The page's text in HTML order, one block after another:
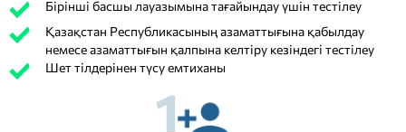
Бірінші басшы лауазымына тағайындау үшін тестілеу
Қазақстан Республикасының азаматтығына қабылдау
немесе азаматтығын қалпына келтіру кезіндегі тестілеу
Шет тілдерінен түсу емтиханы
1